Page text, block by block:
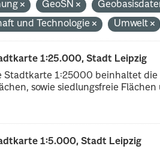
GeoSN
und Technologie
Umwelt
1:25.000, Stadt Leipzig
Stadtkarte 1:25000 beinhaltet
sowie siedlungsfreie
1:5.000, Stadt Leipzig